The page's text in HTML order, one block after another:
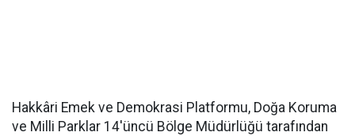
Hakkâri Emek ve Demokrasi Platformu, Doğa Koruma
ve Milli Parklar 14'üncü Bölge Müdürlüğü tarafından